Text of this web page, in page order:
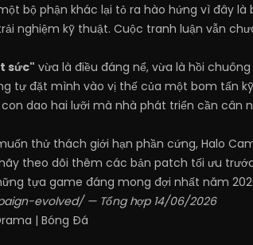
bộ phận khác lại tỏ ra hào hứng vì đây
nghiệm kỹ thuật. Cuộc tranh luận vẫn
sức" vừa là điều đáng nể, vừa là hồi
tự đặt mình vào vị thế của một bom tấn
dao hai lưỡi mà nhà phát triển cần cân
thử thách giới hạn phần cứng, Halo
theo dõi thêm các bản patch tối ưu
tựa game đáng mong đợi nhất năm
evolved/— Tổng hợp 14/06/2026
| Bóng Đá